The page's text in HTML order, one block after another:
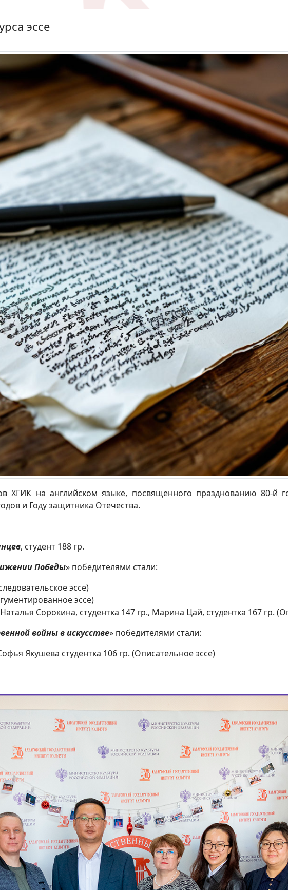
эссе
ХГИК на английском языке, посвященного празднованию 80-
и Году защитника Отечества.
, студент 188 гр.
Победы» победителями стали:
эссе)
эссе)
Сорокина, студентка 147 гр., Марина Цай, студентка 167 гр.
войны в искусстве» победителями стали:
Якушева студентка 106 гр. (Описательное эссе)